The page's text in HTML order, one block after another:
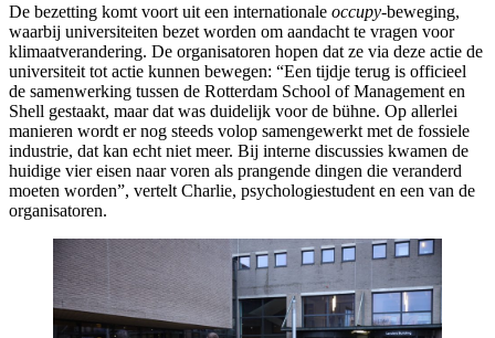
De bezetting komt voort uit een internationale occupy-beweging,
waarbij universiteiten bezet worden om aandacht te vragen voor
klimaatverandering. De organisatoren hopen dat ze via deze actie de
universiteit tot actie kunnen bewegen: “Een tijdje terug is officieel
de samenwerking tussen de Rotterdam School of Management en
Shell gestaakt, maar dat was duidelijk voor de bühne. Op allerlei
manieren wordt er nog steeds volop samengewerkt met de fossiele
industrie, dat kan echt niet meer. Bij interne discussies kwamen de
huidige vier eisen naar voren als prangende dingen die veranderd
moeten worden”, vertelt Charlie, psychologiestudent en een van de
organisatoren.